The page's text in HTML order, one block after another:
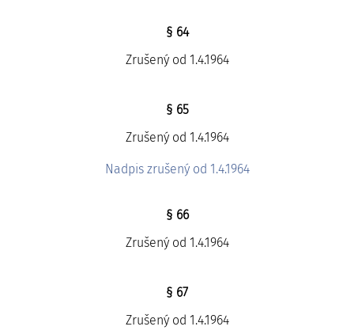
§ 64
Zrušený od 1.4.1964
§ 65
Zrušený od 1.4.1964
Nadpis zrušený od 1.4.1964
§ 66
Zrušený od 1.4.1964
§ 67
Zrušený od 1.4.1964